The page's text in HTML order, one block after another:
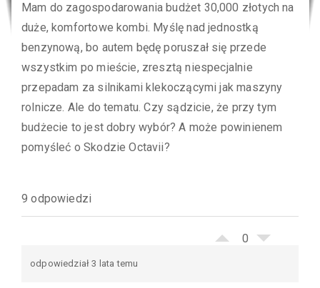
Mam do zagospodarowania budżet 30,000 złotych na
duże, komfortowe kombi. Myślę nad jednostką
benzynową, bo autem będę poruszał się przede
wszystkim po mieście, zresztą niespecjalnie
przepadam za silnikami klekoczącymi jak maszyny
rolnicze. Ale do tematu. Czy sądzicie, że przy tym
budżecie to jest dobry wybór? A może powinienem
pomyśleć o Skodzie Octavii?
9 odpowiedzi
0
odpowiedział 3 lata temu